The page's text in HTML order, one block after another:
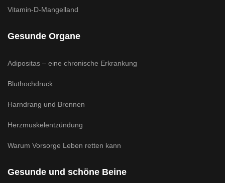
Vitamin-D-Mangelland
Gesunde Organe
Adipositas – eine chronische Erkrankung
Bluthochdruck
Harndrang und Brennen
Herzmuskelentzündung
Warum Vorsorge Leben retten kann
Gesunde und schöne Beine